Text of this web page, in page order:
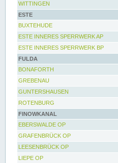
WITTINGEN
ESTE
BUXTEHUDE
ESTE INNERES SPERRWERK AP
ESTE INNERES SPERRWERK BP
FULDA
BONAFORTH
GREBENAU
GUNTERSHAUSEN
ROTENBURG
FINOWKANAL
EBERSWALDE OP
GRAFENBRÜCK OP
LEESENBRÜCK OP
LIEPE OP